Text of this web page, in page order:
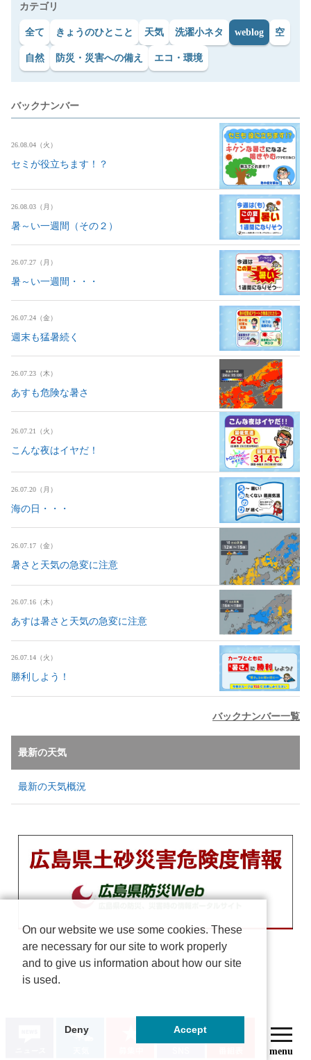
カテゴリ
全て きょうのひとこと 天気 洗濯小ネタ weblog 空
自然 防災・災害への備え エコ・環境
バックナンバー
26.08.04（火）
セミが役立ちます！？
26.08.03（月）
暑～い一週間（その２）
26.07.27（月）
暑～い一週間・・・
26.07.24（金）
週末も猛暑続く
26.07.23（木）
あすも危険な暑さ
26.07.21（火）
こんな夜はイヤだ！
26.07.20（月）
海の日・・・
26.07.17（金）
暑さと天気の急変に注意
26.07.16（木）
あすは暑さと天気の急変に注意
26.07.14（火）
勝利しよう！
バックナンバー一覧
最新の天気
最新の天気概況
On our website we use some cookies. These
are necessary for our site to work properly
and to give us information about how our site
is used.
Deny Accept